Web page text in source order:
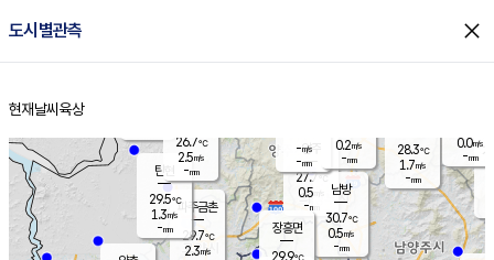
도시별관측 close
홈
현재날씨 육상
양주
27.7℃
0.5
-mm
파주금촌
29.7℃
2.3m/s
28.3℃
1.7m/s
-mm
탄현
29.5℃
1.3m/s
-mm
0.0m/s
-mm
남방
30.7℃
0.5m/s
-mm
장흥면
29.9℃
-m/s
-mm
26.7℃
2.5m/s
-mm
0.2m/s
-mm